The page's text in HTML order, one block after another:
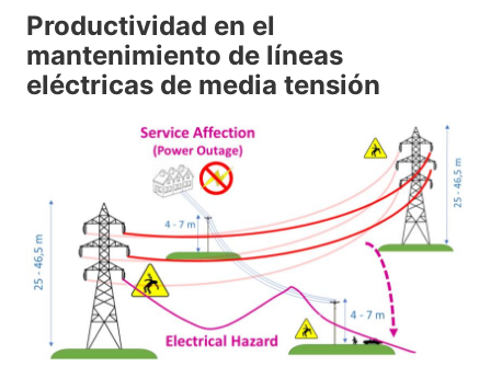
Productividad en el
mantenimiento de líneas
eléctricas de media tensión